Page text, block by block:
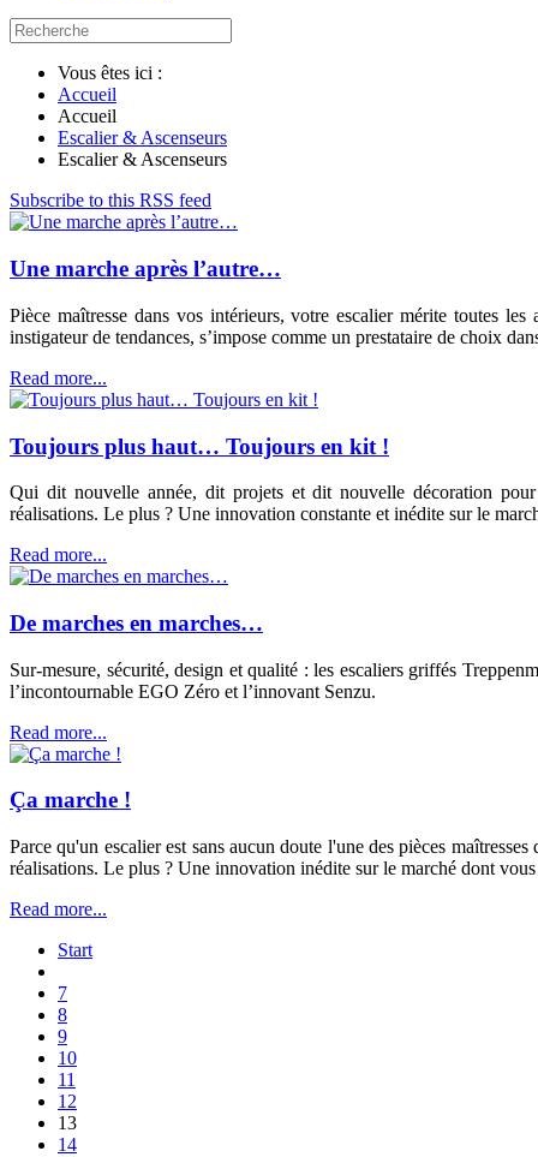
Vous êtes ici :
Accueil
Accueil
Escalier & Ascenseurs
Escalier & Ascenseurs
Subscribe to this RSS feed
Une marche après l’autre…
Pièce maîtresse dans vos intérieurs, votre escalier mérite toutes
instigateur de tendances, s’impose comme un prestataire de choix
Read more...
Toujours plus haut… Toujours en kit !
Qui dit nouvelle année, dit projets et dit nouvelle décoration
réalisations. Le plus ? Une innovation constante et inédite sur le
Read more...
De marches en marches…
Sur-mesure, sécurité, design et qualité : les escaliers griffés
l’incontournable EGO Zéro et l’innovant Senzu.
Read more...
Ça marche !
Parce qu'un escalier est sans aucun doute l'une des pièces
réalisations. Le plus ? Une innovation inédite sur le marché dont
Read more...
Start
7
8
9
10
11
12
13
14